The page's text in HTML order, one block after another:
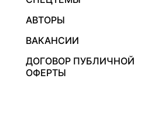
АВТОРЫ
ВАКАНСИИ
ДОГОВОР ПУБЛИЧНОЙ
ОФЕРТЫ